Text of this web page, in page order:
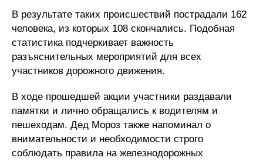
В результате таких происшествий пострадали 162
человека, из которых 108 скончались. Подобная
статистика подчеркивает важность
разъяснительных мероприятий для всех
участников дорожного движения.
В ходе прошедшей акции участники раздавали
памятки и лично обращались к водителям и
пешеходам. Дед Мороз также напоминал о
внимательности и необходимости строго
соблюдать правила на железнодорожных